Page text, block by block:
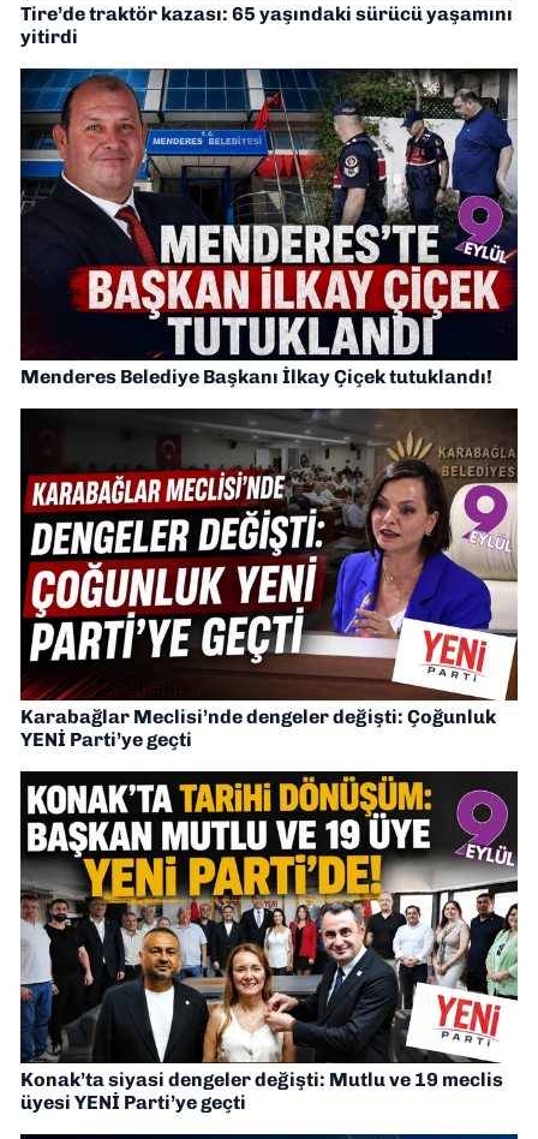
Tire’de traktör kazası: 65 yaşındaki sürücü yaşamını
yitirdi
Menderes Belediye Başkanı İlkay Çiçek tutuklandı!
Karabağlar Meclisi’nde dengeler değişti: Çoğunluk
YENİ Parti’ye geçti
Konak’ta siyasi dengeler değişti: Mutlu ve 19 meclis
üyesi YENİ Parti’ye geçti